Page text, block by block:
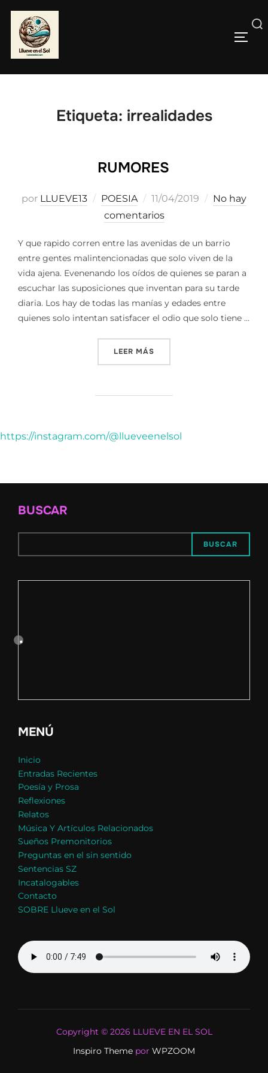
contenido
Buscar:
Etiqueta: irrealidades
RUMORES
por LLUEVE13 POESIA
Publicado
el
11/04/2019
No hay
comentarios
Y que rapido corren entre las avenidas de un barrio
entre gentes malintencionadas que solo viven de la
vida ajena. Evenenando los oídos de quienes se paran a
escuchar las suposiciones que inventan para su tarde
diaria. Los hay de todas las manías y edades entre
quienes solo intentan satisfacer el odio que solo tiene …
LEER MÁS
https://instagram.com/@llueveenelsol
BUSCAR
BUSCAR
MENÚ
Inicio
Entradas Recientes
Poesía y Prosa
Reflexiones
Relatos
Música Y Artículos Relacionados
Sueños Premonitorios
Preguntas en el sin sentido
Sentencias SZ
Incatalogables
Contacto
SOBRE Llueve en el Sol
Copyright © 2026 LLUEVE EN EL SOL
Inspiro Theme por WPZOOM